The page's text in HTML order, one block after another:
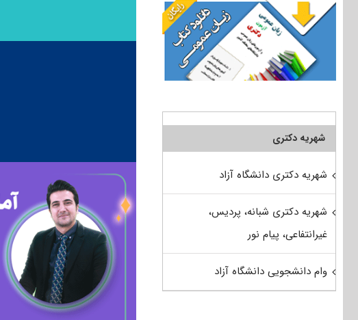
شهریه دکتری
شهریه دکتری دانشگاه آزاد
شهریه دکتری شبانه، پردیس،
غیرانتفاعی، پیام نور
وام دانشجویی دانشگاه آزاد